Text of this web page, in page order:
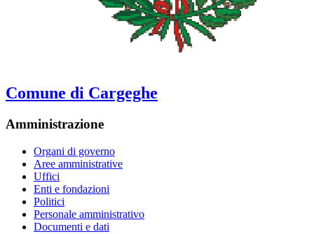
Comune di Cargeghe
Amministrazione
Organi di governo
Aree amministrative
Uffici
Enti e fondazioni
Politici
Personale amministrativo
Documenti e dati